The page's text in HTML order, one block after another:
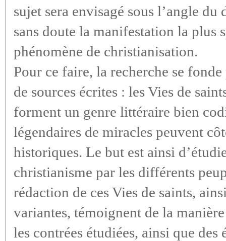
sujet sera envisagé sous l’angle
sans doute la manifestation la
phénomène de christianisation.
Pour ce faire, la recherche se
de sources écrites : les Vies de
forment un genre littéraire bien
légendaires de miracles peuvent
historiques. Le but est ainsi
christianisme par les différents
rédaction de ces Vies de saints,
variantes, témoignent de la
les contrées étudiées, ainsi que